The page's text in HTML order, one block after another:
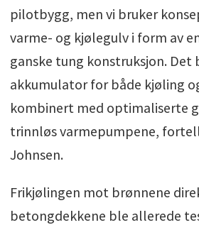
pilotbygg, men vi bruker
varme- og kjølegulv i form av
ganske tung konstruksjon. Det
akkumulator for både kjøling
kombinert med optimaliserte
trinnløs varmepumpene,
Johnsen.
Frikjølingen mot brønnene
betongdekkene ble allerede